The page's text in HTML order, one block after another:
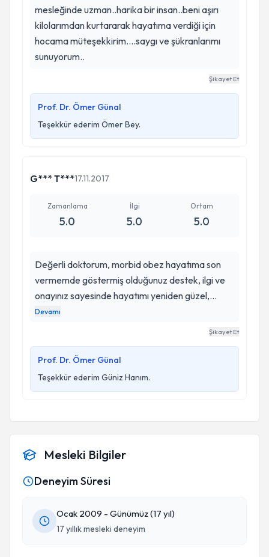
mesleğinde uzman..harika bir insan..beni aşırı
kilolarımdan kurtararak hayatıma verdiği için
hocama müteşekkirim....saygı ve şükranlarımı
sunuyorum..
Şikayet Et
Prof. Dr. Ömer Günal
Teşekkür ederim Ömer Bey.
G*** T***17.11.2017
Zamanlama
5.0
İlgi
5.0
Ortam
5.0
Değerli doktorum, morbid obez hayatıma son
vermemde göstermiş olduğunuz destek, ilgi ve
onayınız sayesinde hayatımı yeniden güzel,
neşeli, kendine güvenen, güçlü ve 3 oğluma da
minnettarım. Sağlıklı başarılı sonuçlarla nicelerine
ilham kaynağı, örnek insan yaptınız beni...
Elleriniz dert, yüreğiniz sert görmesin... Hastane
Devamı
Şikayet Et
Prof. Dr. Ömer Günal
Teşekkür ederim Güniz Hanım.
Mesleki Bilgiler
Deneyim Süresi
Ocak 2009 - Günümüz (17 yıl)
17 yıllık mesleki deneyim